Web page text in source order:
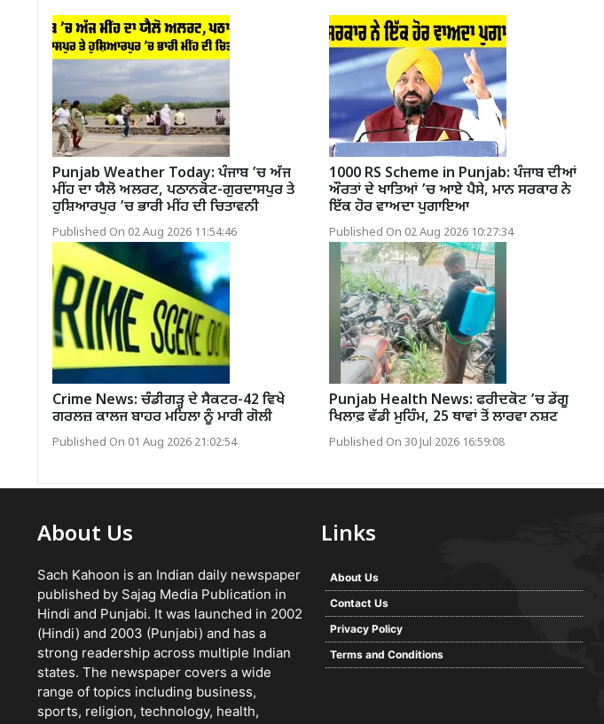
Punjab Weather Today: ਪੰਜਾਬ ’ਚ ਅੱਜ
ਮੀਂਹ ਦਾ ਯੈਲੋ ਅਲਰਟ, ਪਠਾਨਕੋਟ-ਗੁਰਦਾਸਪੁਰ ਤੇ
ਹੁਸ਼ਿਆਰਪੁਰ ’ਚ ਭਾਰੀ ਮੀਂਹ ਦੀ ਚਿਤਾਵਨੀ
Published On 02 Aug 2026 11:54:46
1000 RS Scheme in Punjab: ਪੰਜਾਬ ਦੀਆਂ
ਔਰਤਾਂ ਦੇ ਖਾਤਿਆਂ ’ਚ ਆਏ ਪੈਸੇ, ਮਾਨ ਸਰਕਾਰ ਨੇ
ਇੱਕ ਹੋਰ ਵਾਅਦਾ ਪੁਗਾਇਆ
Published On 02 Aug 2026 10:27:34
Crime News: ਚੰਡੀਗੜ੍ਹ ਦੇ ਸੈਕਟਰ-42 ਵਿਖੇ
ਗਰਲਜ਼ ਕਾਲਜ ਬਾਹਰ ਮਹਿਲਾ ਨੂੰ ਮਾਰੀ ਗੋਲੀ
Published On 01 Aug 2026 21:02:54
Punjab Health News: ਫਰੀਦਕੋਟ ’ਚ ਡੇਂਗੂ
ਖਿਲਾਫ਼ ਵੱਡੀ ਮੁਹਿੰਮ, 25 ਥਾਵਾਂ ਤੋਂ ਲਾਰਵਾ ਨਸ਼ਟ
Published On 30 Jul 2026 16:59:08
About Us
Sach Kahoon is an Indian daily newspaper
published by Sajag Media Publication in
Hindi and Punjabi. It was launched in 2002
(Hindi) and 2003 (Punjabi) and has a
strong readership across multiple Indian
states. The newspaper covers a wide
range of topics including business,
sports, religion, technology, health,
Links
About Us
Contact Us
Privacy Policy
Terms and Conditions